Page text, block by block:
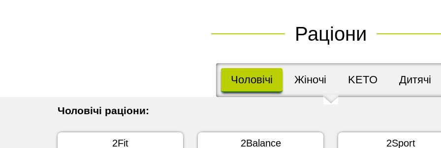
Раціони
Чоловічі Жіночі KETO Дитячі
Чоловічі раціони:
2Fit 2Balance 2Sport